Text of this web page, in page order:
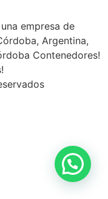
empresa de
Argentina,
Contenedores!